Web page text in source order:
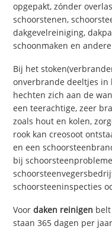
opgepakt, zónder
schoorstenen,
dakgevelreiniging,
schoonmaken en
Bij het
onverbrande deeltjes in
hechten zich aan de
een teerachtige, zeer
zoals hout en kolen,
rook kan creosoot
en een
bij
schoorsteeninspecties
Voordaken reinigen
staan 365 dagen per